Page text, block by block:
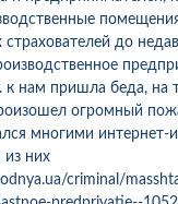
до
к нам пришла беда, на
огромный
многими интернет-
из них
criminal/